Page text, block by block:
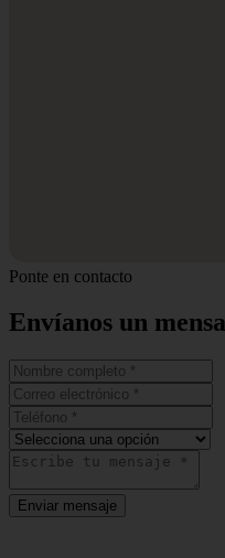
Ponte en contacto
Envíanos un
Enviar mensaje